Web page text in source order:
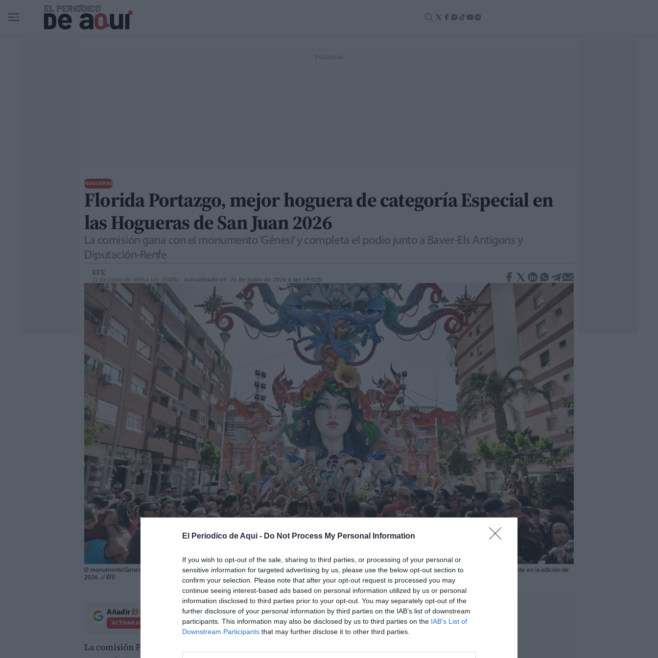
El Periodico de Aqui - Do Not Process My Personal Information
If you wish to opt-out of the sale, sharing to third parties, or processing of your personal or
sensitive information for targeted advertising by us, please use the below opt-out section to
confirm your selection. Please note that after your opt-out request is processed you may
continue seeing interest-based ads based on personal information utilized by us or personal
information disclosed to third parties prior to your opt-out. You may separately opt-out of the
further disclosure of your personal information by third parties on the IAB’s list of downstream
participants. This information may also be disclosed by us to third parties on the IAB’s List of
Downstream Participants that may further disclose it to other third parties.
Ir al contenido principal
HOGUERAS
Florida Portazgo, mejor hoguera de categoría Especial en
las Hogueras de San Juan 2026
La comisión gana con el monumento ‘Génesi’ y completa el podio junto a Baver-Els Antigons y
Diputación-Renfe
EFE
21 de junio de 2026 a las 19:02h Actualizado el: 21 de junio de 2026 a las 19:02h
El monumento'Génesi' de Josué Beitia, de la comisión Florida Portazgo, premiado como la mejor hoguera de categoría Especial de las Hogueras de San Juan en Alicante en la edición de
2026. // EFE
Añadir El Periodico de Aquícomo fuente preferida de Google de forma gratuita.
ACTIVAR AHORA
La comisión Florida Portazgo ha sido premiada como la mejor hoguera de